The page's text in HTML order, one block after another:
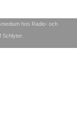
hos Radio- och
Schlyter.